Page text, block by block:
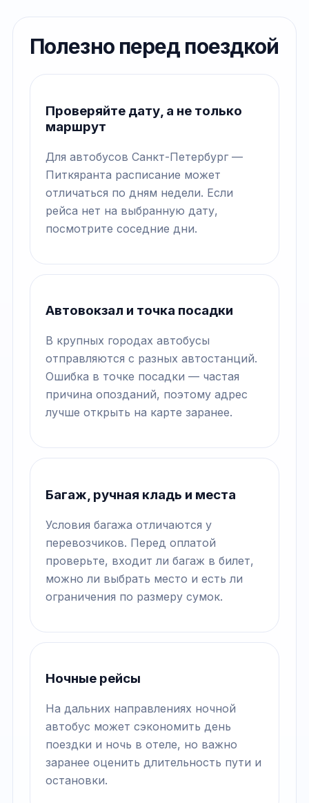
Полезно перед поездкой
Проверяйте дату, а не только
маршрут
Для автобусов Санкт-Петербург —
Питкяранта расписание может
отличаться по дням недели. Если
рейса нет на выбранную дату,
посмотрите соседние дни.
Автовокзал и точка посадки
В крупных городах автобусы
отправляются с разных автостанций.
Ошибка в точке посадки — частая
причина опозданий, поэтому адрес
лучше открыть на карте заранее.
Багаж, ручная кладь и места
Условия багажа отличаются у
перевозчиков. Перед оплатой
проверьте, входит ли багаж в билет,
можно ли выбрать место и есть ли
ограничения по размеру сумок.
Ночные рейсы
На дальних направлениях ночной
автобус может сэкономить день
поездки и ночь в отеле, но важно
заранее оценить длительность пути и
остановки.